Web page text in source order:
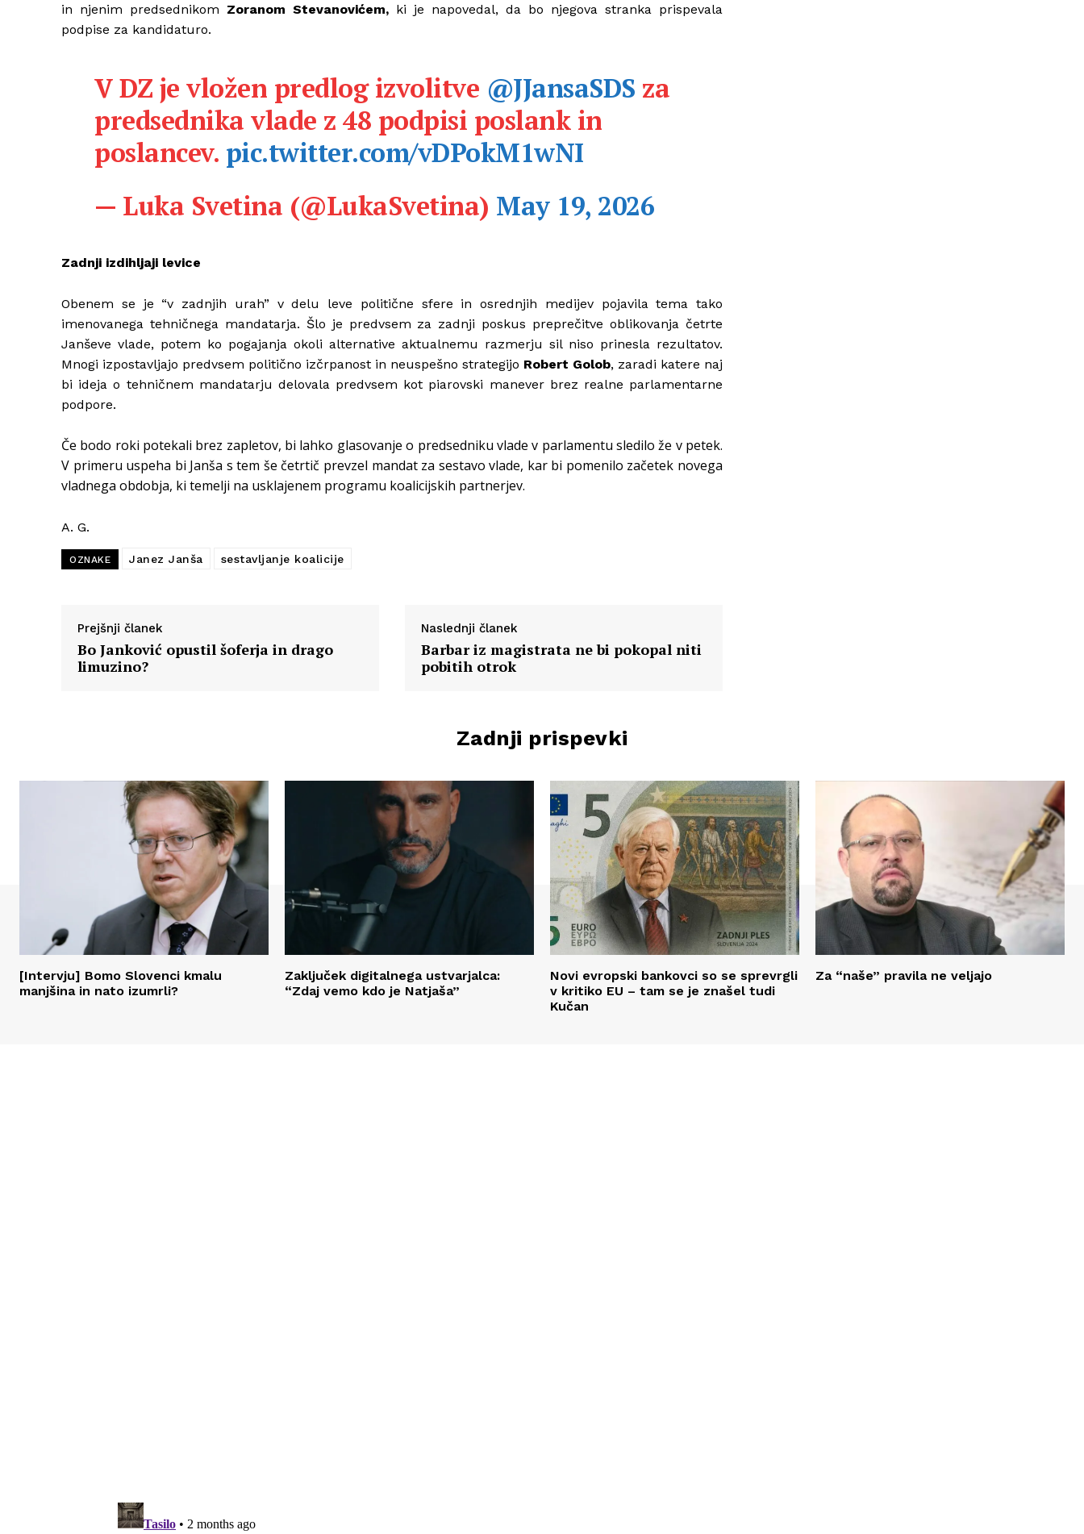
in njenim predsednikom Zoranom Stevanovićem, ki je napovedal, da bo njegova stranka prispevala
podpise za kandidaturo.
V DZ je vložen predlog izvolitve @JJansaSDS za
predsednika vlade z 48 podpisi poslank in
poslancev. pic.twitter.com/vDPokM1wNI
— Luka Svetina (@LukaSvetina) May 19, 2026
Zadnji izdihljaji levice
Obenem se je “v zadnjih urah” v delu leve politične sfere in osrednjih medijev pojavila tema tako
imenovanega tehničnega mandatarja. Šlo je predvsem za zadnji poskus preprečitve oblikovanja četrte
Janševe vlade, potem ko pogajanja okoli alternative aktualnemu razmerju sil niso prinesla rezultatov.
Mnogi izpostavljajo predvsem politično izčrpanost in neuspešno strategijo Robert Golob, zaradi katere naj
bi ideja o tehničnem mandatarju delovala predvsem kot piarovski manever brez realne parlamentarne
podpore.
Če bodo roki potekali brez zapletov, bi lahko glasovanje o predsedniku vlade v parlamentu sledilo že v petek.
V primeru uspeha bi Janša s tem še četrtič prevzel mandat za sestavo vlade, kar bi pomenilo začetek novega
vladnega obdobja, ki temelji na usklajenem programu koalicijskih partnerjev.
A. G.
OZNAKE Janez Janša sestavljanje koalicije
Prejšnji članek
Bo Janković opustil šoferja in drago
limuzino?
Naslednji članek
Barbar iz magistrata ne bi pokopal niti
pobitih otrok
Zadnji prispevki
[Intervju] Bomo Slovenci kmalu
manjšina in nato izumrli?
Zaključek digitalnega ustvarjalca:
“Zdaj vemo kdo je Natjaša”
Novi evropski bankovci so se sprevrgli
v kritiko EU – tam se je znašel tudi
Kučan
Za “naše” pravila ne veljajo